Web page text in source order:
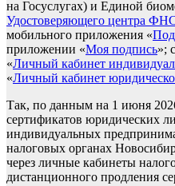
на Госуслугах) и Единой
Удостоверяющего центра
мобильного приложения «
приложении «Моя подпись»;
«Личный кабинет
«Личный кабинет
Так, по данным на 1 июня
сертификатов юридических
индивидуальных
налоговых органах
через личные кабинеты
дистанционного продления